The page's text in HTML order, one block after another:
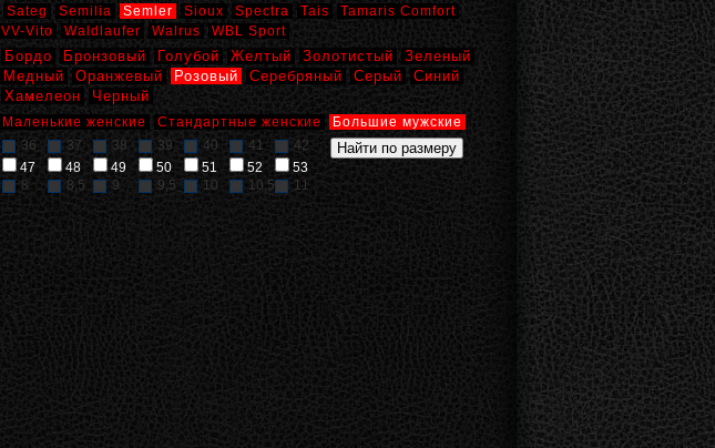
Sateg Semilia Semler Sioux Spectra Tais
Tamaris Comfort
VV-Vito Waldlaufer Walrus WBL Sport
Бордо Бронзовый Голубой Желтый Золотистый
Зеленый
Медный Оранжевый Розовый Серебряный Серый
Синий
Хамелеон
Черный
Маленькие женские Стандартные женские Большие мужские
36 37 38 39 40 41
42
47 48 49 50 51 52
53
8 8,5 9 9,5 10 10,5 11